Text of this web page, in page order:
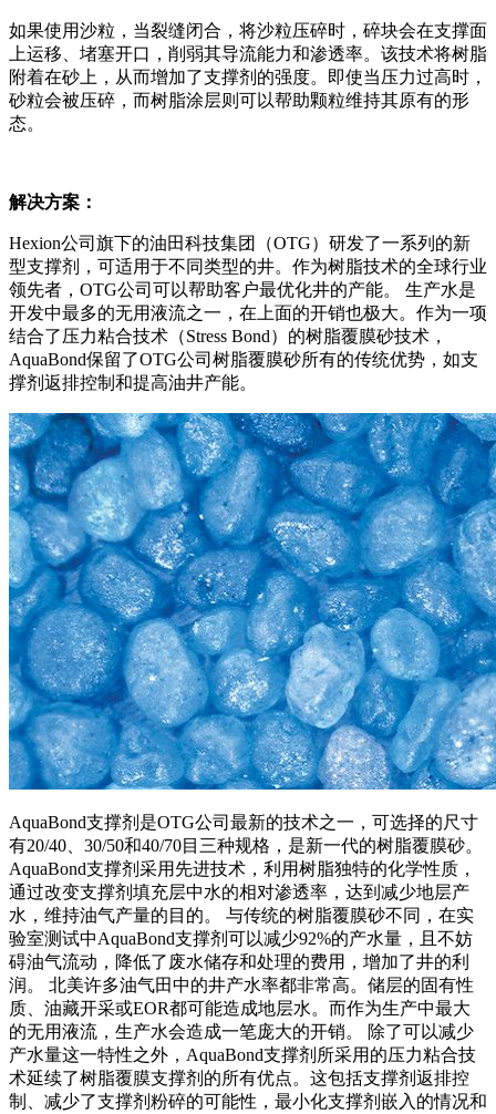
如果使用沙粒，当裂缝闭合，将沙粒压碎时，碎块会在支撑面
上运移、堵塞开口，削弱其导流能力和渗透率。该技术将树脂
附着在砂上，从而增加了支撑剂的强度。即使当压力过高时，
砂粒会被压碎，而树脂涂层则可以帮助颗粒维持其原有的形
态。
解决方案：
Hexion公司旗下的油田科技集团（OTG）研发了一系列的新
型支撑剂，可适用于不同类型的井。作为树脂技术的全球行业
领先者，OTG公司可以帮助客户最优化井的产能。 生产水是
开发中最多的无用液流之一，在上面的开销也极大。作为一项
结合了压力粘合技术（Stress Bond）的树脂覆膜砂技术，
AquaBond保留了OTG公司树脂覆膜砂所有的传统优势，如支
撑剂返排控制和提高油井产能。
AquaBond支撑剂是OTG公司最新的技术之一，可选择的尺寸
有20/40、30/50和40/70目三种规格，是新一代的树脂覆膜砂。
AquaBond支撑剂采用先进技术，利用树脂独特的化学性质，
通过改变支撑剂填充层中水的相对渗透率，达到减少地层产
水，维持油气产量的目的。 与传统的树脂覆膜砂不同，在实
验室测试中AquaBond支撑剂可以减少92%的产水量，且不妨
碍油气流动，降低了废水储存和处理的费用，增加了井的利
润。 北美许多油气田中的井产水率都非常高。储层的固有性
质、油藏开采或EOR都可能造成地层水。而作为生产中最大
的无用液流，生产水会造成一笔庞大的开销。 除了可以减少
产水量这一特性之外，AquaBond支撑剂所采用的压力粘合技
术延续了树脂覆膜支撑剂的所有优点。这包括支撑剂返排控
制、减少了支撑剂粉碎的可能性，最小化支撑剂嵌入的情况和